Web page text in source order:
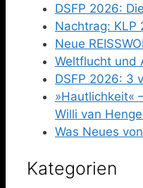
DSFP 2026:
Nachtrag: KLP
Neue
Weltflucht und
DSFP 2026: 3
»Hautlichkeit«
Willi van
Was Neues
Kategorien